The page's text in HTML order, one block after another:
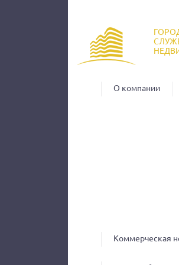
О компании
Коммерческая